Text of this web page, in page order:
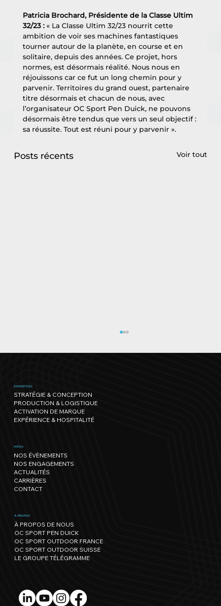
Patricia Brochard, Présidente de la Classe Ultim
32/23 : « La Classe Ultim 32/23 nourrit cette
ambition de voir ses machines fantastiques
tourner autour de la planète, en course et en
solitaire, depuis des années. Ce projet, hors
normes, est désormais réalité. Nous nous en
réjouissons car ce fut un long chemin pour y
parvenir. Territoires du grand ouest, partenaire
titre désormais et chacun de nous, avec
l’organisateur OC Sport Pen Duick, ne pouvons
désormais être tendus que vers un seul objectif :
sa réussite. Tout est réuni pour y parvenir ».
Posts récents Voir tout
beaux parcours s'offre une édition
record !
EXPERTISES
STRATÉGIE & CONCEPTION
PRODUCTION & LOGISTIQUE
ACTIVATION DE MARQUE
EXPÉRIENCE & HOSPITALITÉ
MENU
NOS ÉVÈNEMENTS
NOS ENGAGEMENTS
ACTUALITÉS
CARRIÈRES
CONTACT
À PROPOS
À PROPOS DE NOUS
OC SPORT PEN DUICK
OC SPORT OUTDOOR FRANCE
OC SPORT OUTDOOR SUISSE
LE GROUPE TÉLÉGRAMME